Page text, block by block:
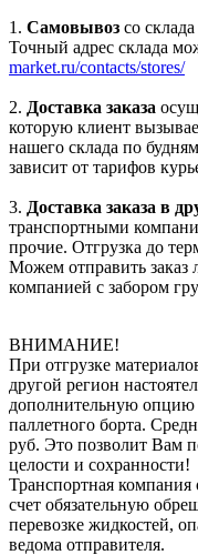
1. Самовывоз со
Точный адрес склада
market.ru/contacts/stores/
2. Доставка заказа
которую клиент
нашего склада по
зависит от тарифов
3. Доставка заказа в
транспортными
прочие. Отгрузка до
Можем отправить заказ
компанией с забором
ВНИМАНИЕ!
При отгрузке
другой регион
дополнительную опцию
паллетного борта.
руб. Это позволит Вам
целости и сохранности!
Транспортная компания
счет обязательную
перевозке жидкостей,
ведома отправителя.